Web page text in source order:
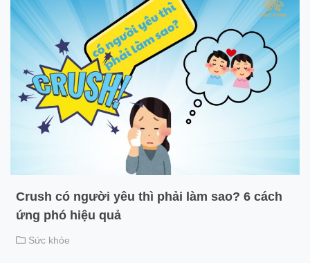
Crush có người yêu thì phải làm sao? 6 cách
ứng phó hiệu quả
Sức khỏe